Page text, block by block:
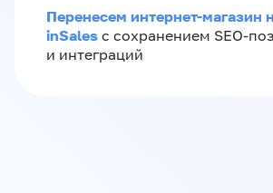
Перенесем интернет-магазин
inSales с сохранением SEO-
и интеграций